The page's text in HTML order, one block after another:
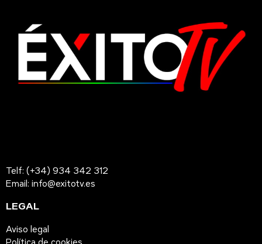
Telf: (+34) 934 342 312
Email: info@exitotv.es
LEGAL
Aviso legal